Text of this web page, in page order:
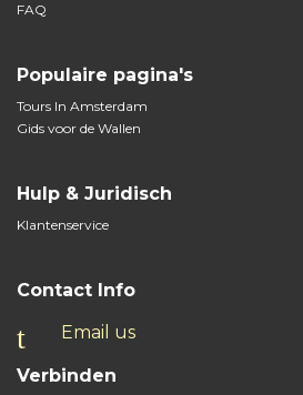
FAQ
Populaire pagina's
Tours In Amsterdam
Gids voor de Wallen
Hulp & Juridisch
Klantenservice
Contact Info
Email us
Verbinden